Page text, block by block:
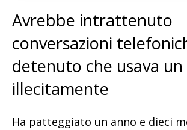
Avrebbe intrattenuto
conversazioni
detenuto che usava
illecitamente
Ha patteggiato un anno e dieci